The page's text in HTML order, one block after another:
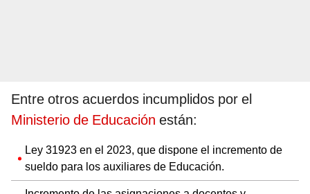
Entre otros acuerdos incumplidos por el
Ministerio de Educación están:
Ley 31923 en el 2023, que dispone el incremento de
sueldo para los auxiliares de Educación.